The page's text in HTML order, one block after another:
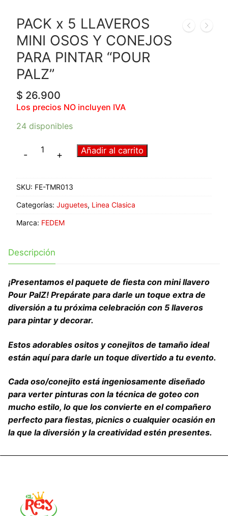
PACK x 5 LLAVEROS
MINI OSOS Y CONEJOS
PARA PINTAR “POUR
PALZ”
$ 26.900
Los precios NO incluyen IVA
24 disponibles
- + Añadir al carrito
SKU: FE-TMR013
Categorías: Juguetes, Linea Clasica
Marca: FEDEM
Descripción
¡Presentamos el paquete de fiesta con mini llavero
Pour PalZ! Prepárate para darle un toque extra de
diversión a tu próxima celebración con 5 llaveros
para pintar y decorar.
Estos adorables ositos y conejitos de tamaño ideal
están aquí para darle un toque divertido a tu evento.
Cada oso/conejito está ingeniosamente diseñado
para verter pinturas con la técnica de goteo con
mucho estilo, lo que los convierte en el compañero
perfecto para fiestas, picnics o cualquier ocasión en
la que la diversión y la creatividad estén presentes.